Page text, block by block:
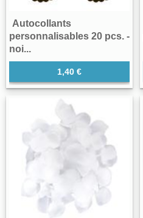
Autocollants
personnalisables 20 pcs. -
noi...
1,40 €